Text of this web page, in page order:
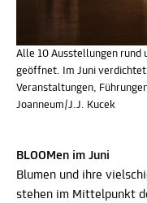
Alle 10 Ausstellungen rund
geöffnet. Im Juni
Veranstaltungen,
Joanneum/J.J. Kucek
BLOOMen im Juni
Blumen und ihre
stehen im Mittelpunkt